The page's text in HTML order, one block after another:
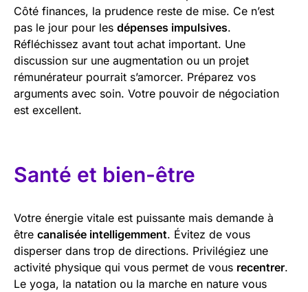
Côté finances, la prudence reste de mise. Ce n’est
pas le jour pour les dépenses impulsives.
Réfléchissez avant tout achat important. Une
discussion sur une augmentation ou un projet
rémunérateur pourrait s’amorcer. Préparez vos
arguments avec soin. Votre pouvoir de négociation
est excellent.
Santé et bien-être
Votre énergie vitale est puissante mais demande à
être canalisée intelligemment. Évitez de vous
disperser dans trop de directions. Privilégiez une
activité physique qui vous permet de vous recentrer.
Le yoga, la natation ou la marche en nature vous